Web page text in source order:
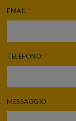
EMAIL *
TELEFONO: *
MESSAGGIO